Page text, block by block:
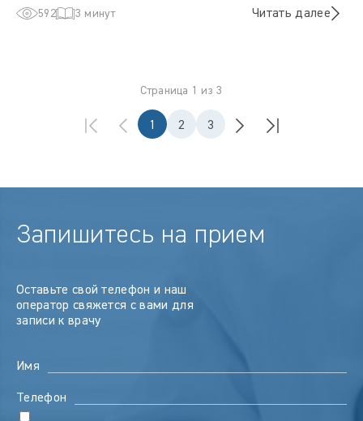
592
3 минут Читать далее
Страница 1 из 3
1 2 3
Запишитесь на прием
Оставьте свой телефон и наш
оператор свяжется с вами для
записи к врачу
Имя
Телефон